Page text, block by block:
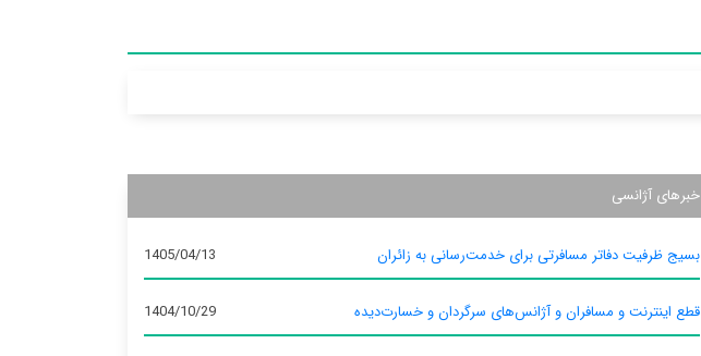
خبرهای آژانسی
بسیج ظرفیت دفاتر مسافرتی برای خدمت‌رسانی به زائران 1405/04/13
قطع اینترنت و مسافران و آژانس‌های سرگردان و خسارت‌دیده 1404/10/29